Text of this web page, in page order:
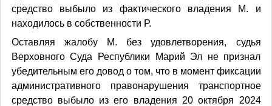
средство выбыло из фактического владения М. и
находилось в собственности Р.
Оставляя жалобу М. без удовлетворения, судья
Верховного Суда Республики Марий Эл не признал
убедительным его довод о том, что в момент фиксации
административного правонарушения транспортное
средство выбыло из его владения 20 октября 2024